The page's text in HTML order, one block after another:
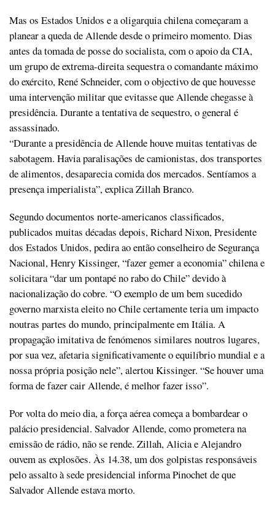
Mas os Estados Unidos e a oligarquia chilena começaram a
planear a queda de Allende desde o primeiro momento. Dias
antes da tomada de posse do socialista, com o apoio da CIA,
um grupo de extrema-direita sequestra o comandante máximo
do exército, René Schneider, com o objectivo de que houvesse
uma intervenção militar que evitasse que Allende chegasse à
presidência. Durante a tentativa de sequestro, o general é
assassinado.
“Durante a presidência de Allende houve muitas tentativas de
sabotagem. Havia paralisações de camionistas, dos transportes
de alimentos, desaparecia comida dos mercados. Sentíamos a
presença imperialista”, explica Zillah Branco.
Segundo documentos norte-americanos classificados,
publicados muitas décadas depois, Richard Nixon, Presidente
dos Estados Unidos, pedira ao então conselheiro de Segurança
Nacional, Henry Kissinger, “fazer gemer a economia” chilena e
solicitara “dar um pontapé no rabo do Chile” devido à
nacionalização do cobre. “O exemplo de um bem sucedido
governo marxista eleito no Chile certamente teria um impacto
noutras partes do mundo, principalmente em Itália. A
propagação imitativa de fenómenos similares noutros lugares,
por sua vez, afetaria significativamente o equilíbrio mundial e a
nossa própria posição nele”, alertou Kissinger. “Se houver uma
forma de fazer cair Allende, é melhor fazer isso”.
Por volta do meio dia, a força aérea começa a bombardear o
palácio presidencial. Salvador Allende, como prometera na
emissão de rádio, não se rende. Zillah, Alicia e Alejandro
ouvem as explosões. Às 14.38, um dos golpistas responsáveis
pelo assalto à sede presidencial informa Pinochet de que
Salvador Allende estava morto.